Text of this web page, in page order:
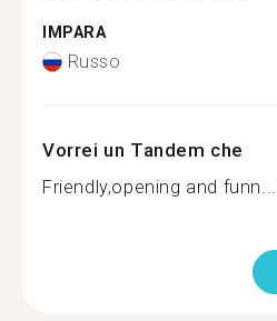
IMPARA
Russo
Vorrei un Tandem che
Friendly,opening and funn...